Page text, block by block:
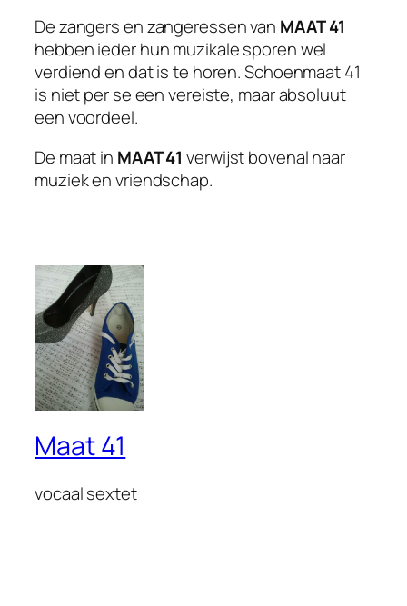
De zangers en zangeressen van MAAT 41
hebben ieder hun muzikale sporen wel
verdiend en dat is te horen. Schoenmaat 41
is niet per se een vereiste, maar absoluut
een voordeel.
De maat in MAAT 41 verwijst bovenal naar
muziek en vriendschap.
Maat 41
vocaal sextet